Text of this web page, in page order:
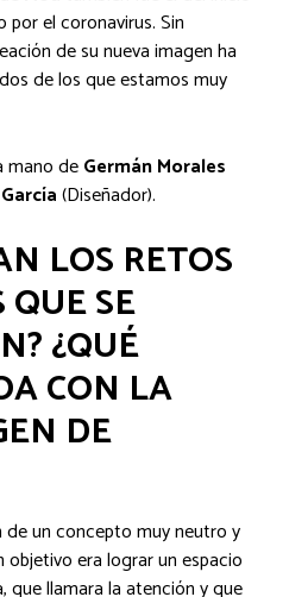
el coronavirus. Sin
de su nueva imagen ha
de los que estamos muy
mano deGermán Morales
(Diseñador).
LOS RETOS
SE
¿QUÉ
CON LA
DE
de un concepto muy neutro y
era lograr un espacio
que llamara la atención y que